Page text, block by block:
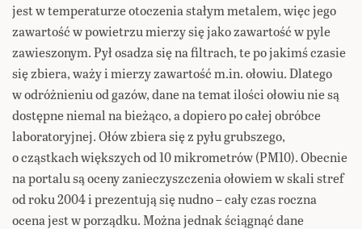
jest w temperaturze otoczenia stałym metalem, więc jego
zawartość w powietrzu mierzy się jako zawartość w pyle
zawieszonym. Pył osadza się na filtrach, te po jakimś czasie
się zbiera, waży i mierzy zawartość m.in. ołowiu. Dlatego
w odróżnieniu od gazów, dane na temat ilości ołowiu nie są
dostępne niemal na bieżąco, a dopiero po całej obróbce
laboratoryjnej. Ołów zbiera się z pyłu grubszego,
o cząstkach większych od 10 mikrometrów (PM10). Obecnie
na portalu są oceny zanieczyszczenia ołowiem w skali stref
od roku 2004 i prezentują się nudno – cały czas roczna
ocena jest w porządku. Można jednak ściągnąć dane